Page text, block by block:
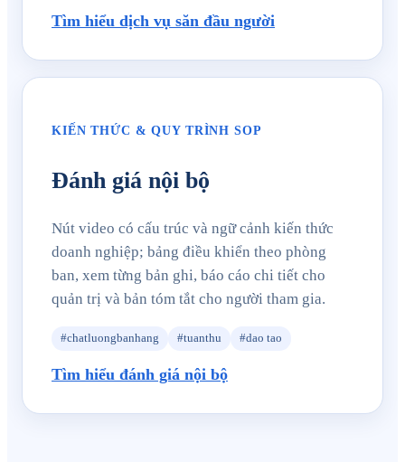
Tìm hiểu dịch vụ săn đầu người
KIẾN THỨC & QUY TRÌNH SOP
Đánh giá nội bộ
Nút video có cấu trúc và ngữ cảnh kiến thức
doanh nghiệp; bảng điều khiển theo phòng
ban, xem từng bản ghi, báo cáo chi tiết cho
quản trị và bản tóm tắt cho người tham gia.
#chatluongbanhang #tuanthu #dao tao
Tìm hiểu đánh giá nội bộ